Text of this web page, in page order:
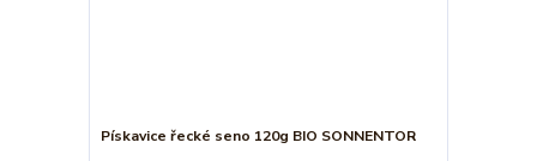
Pískavice řecké seno 120g BIO SONNENTOR